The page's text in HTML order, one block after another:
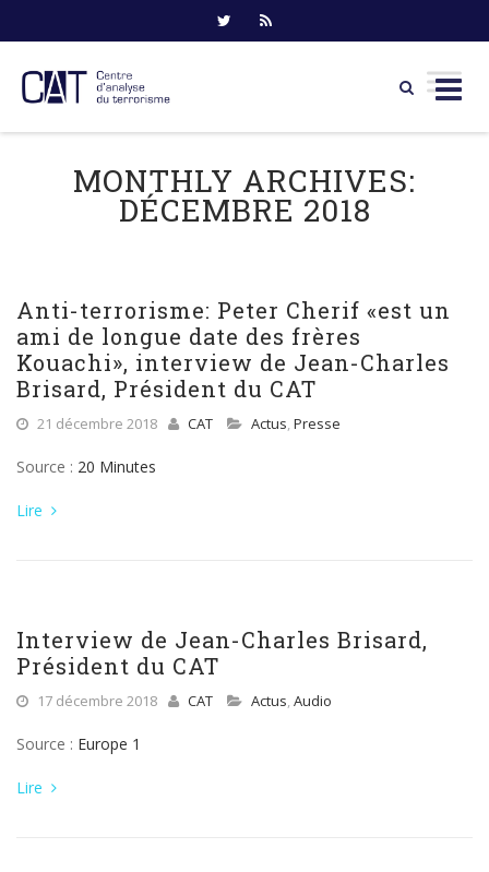
MONTHLY ARCHIVES:
DÉCEMBRE 2018
Anti-terrorisme: Peter Cherif «est un
ami de longue date des frères
Kouachi», interview de Jean-Charles
Brisard, Président du CAT
21 décembre 2018 CAT Actus, Presse
Source : 20 Minutes
Lire
Interview de Jean-Charles Brisard,
Président du CAT
17 décembre 2018 CAT Actus, Audio
Source : Europe 1
Lire